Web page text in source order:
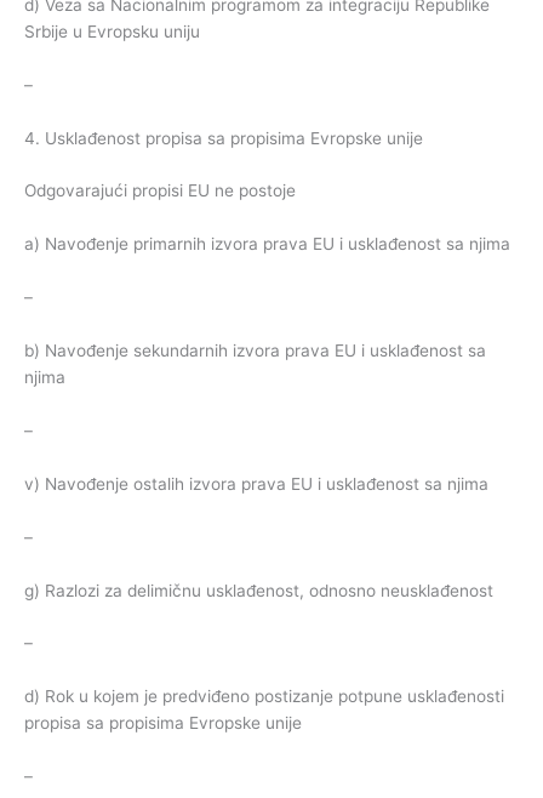
d) Veza sa Nacionalnim programom za integraciju Republike
Srbije u Evropsku uniju
–
4. Usklađenost propisa sa propisima Evropske unije
Odgovarajući propisi EU ne postoje
a) Navođenje primarnih izvora prava EU i usklađenost sa njima
–
b) Navođenje sekundarnih izvora prava EU i usklađenost sa
njima
–
v) Navođenje ostalih izvora prava EU i usklađenost sa njima
–
g) Razlozi za delimičnu usklađenost, odnosno neusklađenost
–
d) Rok u kojem je predviđeno postizanje potpune usklađenosti
propisa sa propisima Evropske unije
–